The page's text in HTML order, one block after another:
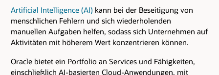
Artificial Intelligence (AI) kann bei der Beseitigung von
menschlichen Fehlern und sich wiederholenden
manuellen Aufgaben helfen, sodass sich Unternehmen auf
Aktivitäten mit höherem Wert konzentrieren können.
Oracle bietet ein Portfolio an Services und Fähigkeiten,
einschließlich AI-basierten Cloud-Anwendungen, mit